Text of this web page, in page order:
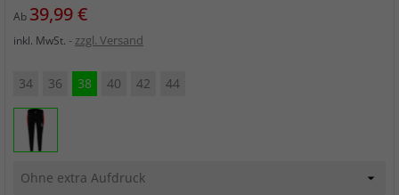
Ab Preis
39,99 €
inkl. MwSt. zzgl. Versand
34 36 38 40 42 44